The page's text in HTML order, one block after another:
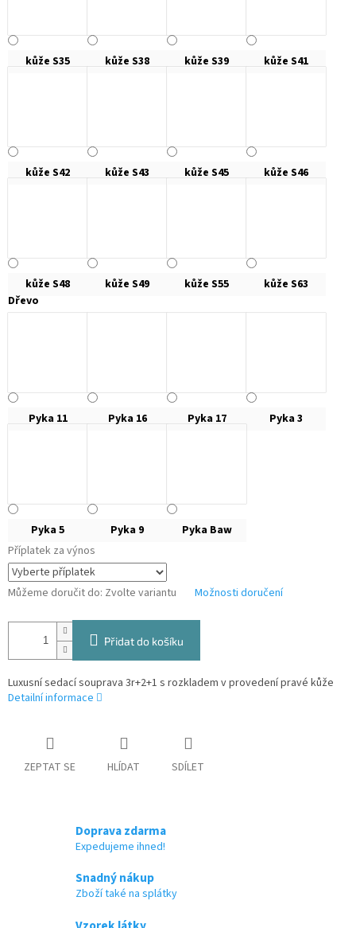
kůže S35 kůže S38 kůže S39 kůže S41
kůže S42 kůže S43 kůže S45 kůže S46
kůže S48 kůže S49 kůže S55
kůže S63
Dřevo
Pyka 11 Pyka 16 Pyka 17 Pyka 3
Pyka 5 Pyka 9
Pyka Baw
Příplatek za výnos
Můžeme doručit do: Zvolte variantu Možnosti doručení
Přidat do košíku
Luxusní sedací souprava 3r+2+1 s rozkladem v provedení pravé kůže
Detailní informace
ZEPTAT SE HLÍDAT SDÍLET
Doprava zdarma
Expedujeme ihned!
Snadný nákup
Zboží také na splátky